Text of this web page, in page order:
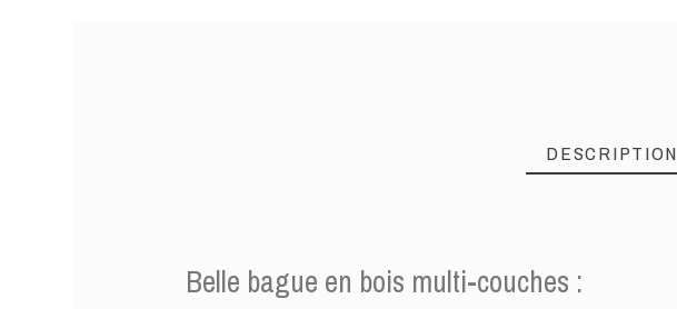
DESCRIPTION
Belle bague en bois multi-couches :